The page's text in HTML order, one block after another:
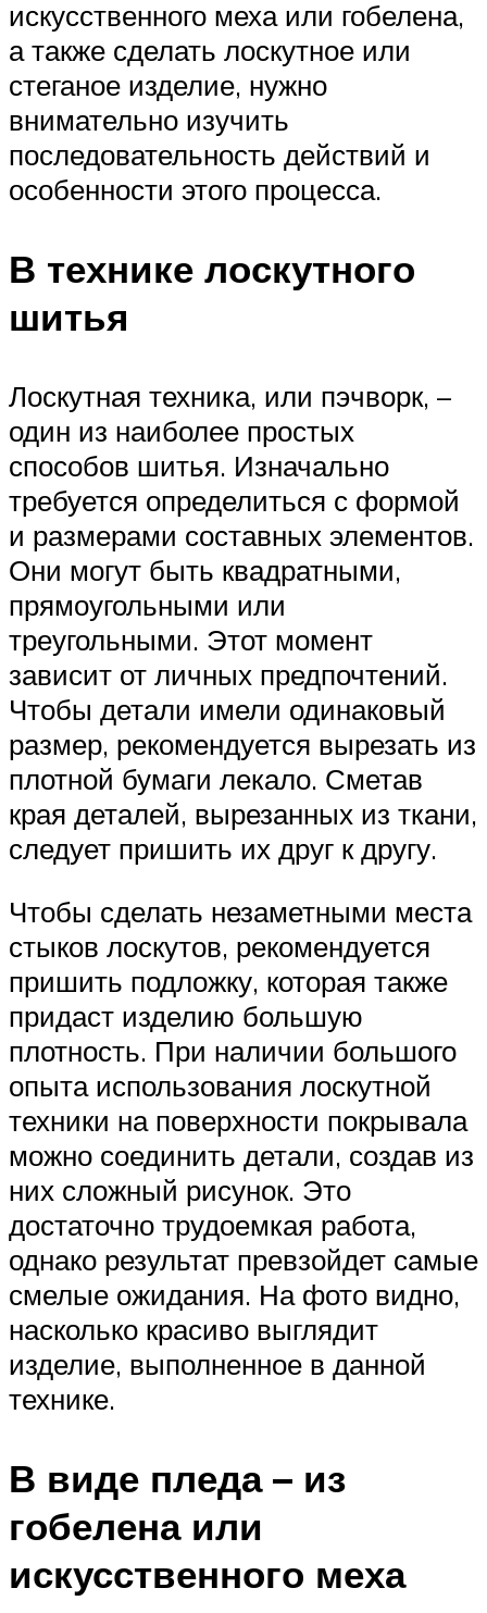
искусственного меха или гобелена,
а также сделать лоскутное или
стеганое изделие, нужно
внимательно изучить
последовательность действий и
особенности этого процесса.
В технике лоскутного
шитья
Лоскутная техника, или пэчворк, –
один из наиболее простых
способов шитья. Изначально
требуется определиться с формой
и размерами составных элементов.
Они могут быть квадратными,
прямоугольными или
треугольными. Этот момент
зависит от личных предпочтений.
Чтобы детали имели одинаковый
размер, рекомендуется вырезать из
плотной бумаги лекало. Сметав
края деталей, вырезанных из ткани,
следует пришить их друг к другу.
Чтобы сделать незаметными места
стыков лоскутов, рекомендуется
пришить подложку, которая также
придаст изделию большую
плотность. При наличии большого
опыта использования лоскутной
техники на поверхности покрывала
можно соединить детали, создав из
них сложный рисунок. Это
достаточно трудоемкая работа,
однако результат превзойдет самые
смелые ожидания. На фото видно,
насколько красиво выглядит
изделие, выполненное в данной
технике.
В виде пледа – из
гобелена или
искусственного меха